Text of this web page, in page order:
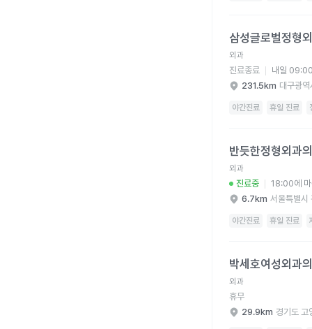
삼성글로벌정형
외과
진료종료
내일
231.5km 대구광
야간진료 휴일 진료
반듯한정형외과
외과
진료중
18:00에
6.7km 서울특별시
야간진료 휴일 진료
박세호여성외과
외과
휴무
29.9km 경기도 고